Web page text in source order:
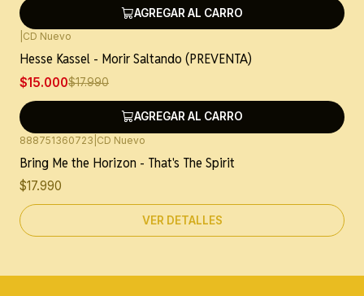
AGREGAR AL CARRO
-17% OFF
CD Nuevo
Hesse Kassel - Morir Saltando (PREVENTA)
$15.000$17.990
AGREGAR AL CARRO
Agotado
888751360723 CD Nuevo
Bring Me the Horizon - That's The Spirit
$17.990
VER DETALLES